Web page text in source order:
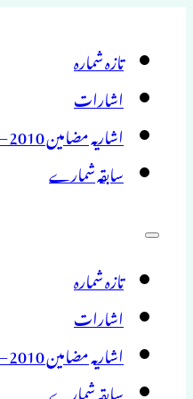
تازہ شمارہ
اشارات
اشاریہ مضامین 2010 – تا حال
سابقہ شمارے
تازہ شمارہ
اشارات
اشاریہ مضامین 2010 – تا حال
سابقہ شمارے